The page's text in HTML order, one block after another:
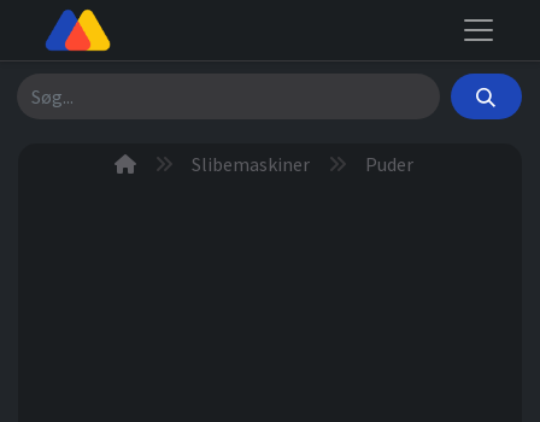
Søg
Slibemaskiner Puder